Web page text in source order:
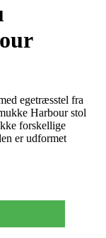
egetræsstel fra
Harbour stol
forskellige
er udformet